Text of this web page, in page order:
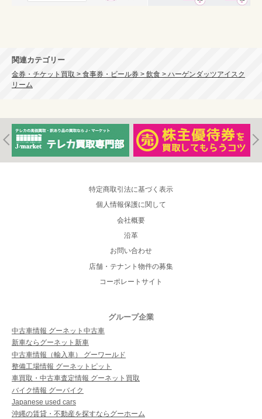
関連カテゴリー
金券・チケット買取 > 食事券・ビール券 > 飲食 > ハーゲンダッツアイスク
リーム
特定商取引法に基づく表示
個人情報保護に関して
会社概要
沿革
お問い合わせ
店舗・テナント物件の募集
コーポレートサイト
グループ企業
中古車情報 グーネット中古車
新車ならグーネット新車
中古車情報（輸入車） グーワールド
整備工場情報 グーネットピット
車買取・中古車査定情報 グーネット買取
バイク情報 グーバイク
Japanese used cars
沖縄の賃貸・不動産を探すならグーホーム